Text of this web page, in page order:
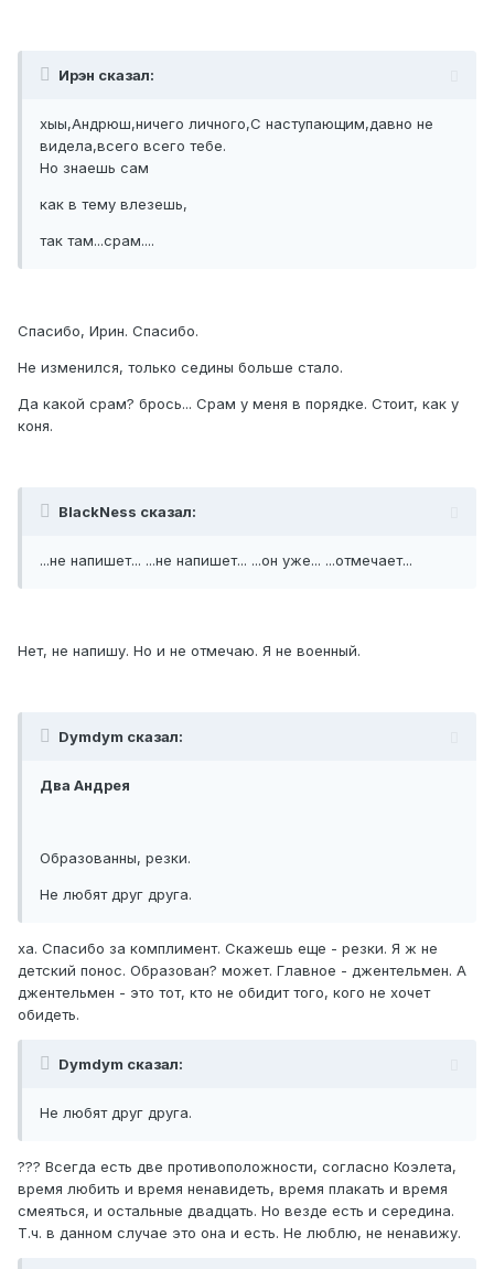
Ирэн сказал:
хыы,Андрюш,ничего личного,С наступающим,давно не
видела,всего всего тебе.
Но знаешь сам
как в тему влезешь,
так там...срам....
Спасибо, Ирин. Спасибо.
Не изменился, только седины больше стало.
Да какой срам? брось... Срам у меня в порядке. Стоит, как у
коня.
BlackNess сказал:
...не напишет... ...не напишет... ...он уже... ...отмечает...
Нет, не напишу. Но и не отмечаю. Я не военный.
Dymdym сказал:
Два Андрея
Образованны, резки.
Не любят друг друга.
ха. Спасибо за комплимент. Скажешь еще - резки. Я ж не
детский понос. Образован? может. Главное - джентельмен. А
джентельмен - это тот, кто не обидит того, кого не хочет
обидеть.
Dymdym сказал:
Не любят друг друга.
??? Всегда есть две противоположности, согласно Коэлета,
время любить и время ненавидеть, время плакать и время
смеяться, и остальные двадцать. Но везде есть и середина.
Т.ч. в данном случае это она и есть. Не люблю, не ненавижу.